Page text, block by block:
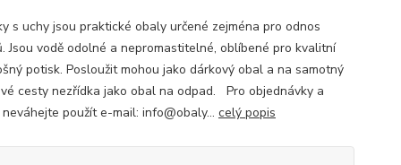
s uchy jsou praktické obaly určené zejména pro odnos
Jsou vodě odolné a nepromastitelné, oblíbené pro kvalitní
potisk. Posloužit mohou jako dárkový obal a na samotný
cesty nezřídka jako obal na odpad. Pro objednávky a
použít e-mail: info@obaly... celý popis